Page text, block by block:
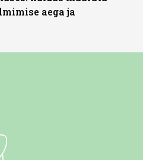
aega ja